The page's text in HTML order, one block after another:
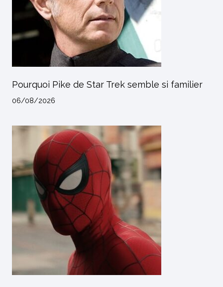
Pourquoi Pike de Star Trek semble si familier
06/08/2026